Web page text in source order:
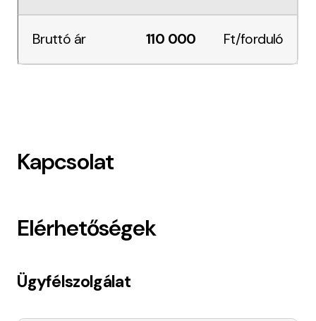
110 000 Ft/forduló
Kapcsolat
Elérhetőségek
Ügyfélszolgálat